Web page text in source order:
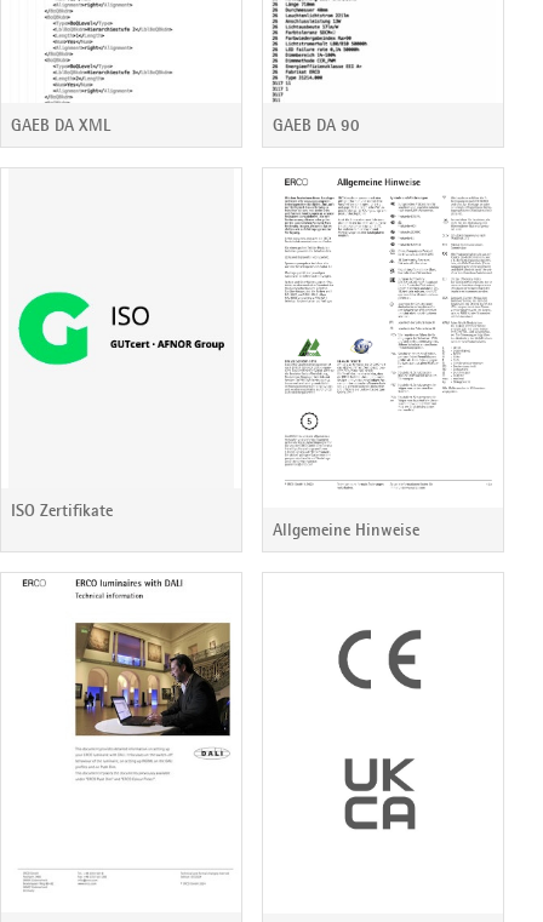
GAEB DA XML GAEB DA 90
ISO Zertifikate
Allgemeine Hinweise